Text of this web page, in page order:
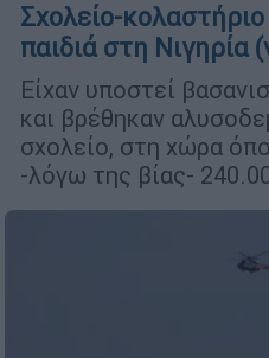
Σχολείο-κολαστήριο
παιδιά στη Νιγηρία
Eίχαν υποστεί
και βρέθηκαν
σχολείο, στη χώρα
-λόγω της βίας-